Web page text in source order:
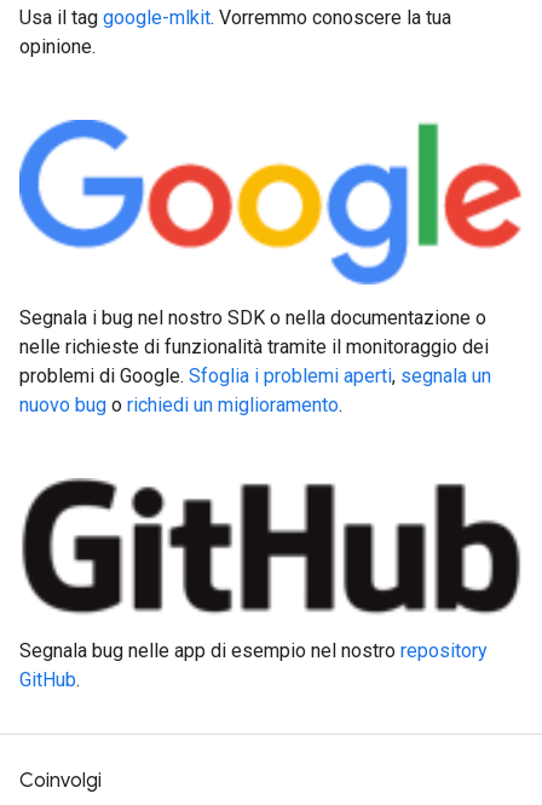
Usa il tag google-mlkit. Vorremmo conoscere la tua
opinione.
Segnala i bug nel nostro SDK o nella documentazione o
nelle richieste di funzionalità tramite il monitoraggio dei
problemi di Google. Sfoglia i problemi aperti, segnala un
nuovo bug o richiedi un miglioramento.
Segnala bug nelle app di esempio nel nostro repository
GitHub.
Coinvolgi